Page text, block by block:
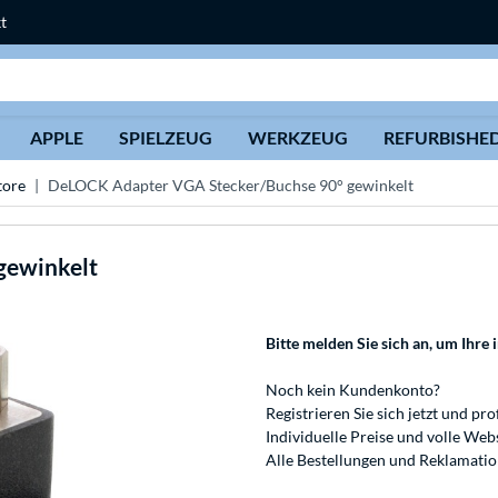
APPLE SPIELZEUG WERKZEUG
DeLOCK Adapter VGA Stecker/Buchse 90° gewinkelt
Bitte melden Sie sich an, um Ihre
Noch kein Kundenkonto?
Registrieren Sie sich jetzt und
Individuelle Preise und volle
Alle Bestellungen und